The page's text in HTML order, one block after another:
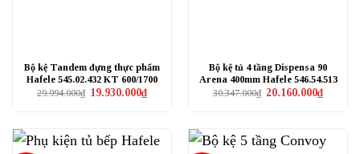
Bộ kệ Tandem đựng thực phẩm
Hafele 545.02.432 KT 600/1700
29.994.000₫ Giá
19.930.000₫Giá
hiện
19.930.000₫.
Bộ kệ tủ 4 tầng Dispensa 90
Arena 400mm Hafele 546.54.513
30.347.000₫ Giá
20.160.000₫Giá
hiện